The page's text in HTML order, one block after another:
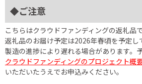
◆ご注意
こちらはクラウドファンディングの返礼品で
返礼品のお届け予定は2026年春頃を予定し
製造の進捗により遅れる場合があります。
クラウドファンディングのプロジェクト概
いただいたうえでお申込みください。